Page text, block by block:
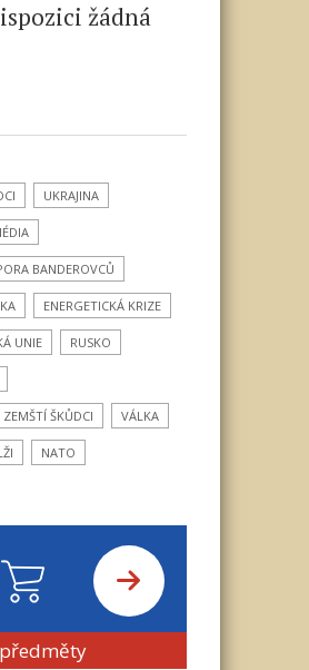
žádná
UKRAJINA
BANDEROVCŮ
ENERGETICKÁ KRIZE
UNIE RUSKO
ZEMŠTÍ ŠKŮDCI VÁLKA
NATO